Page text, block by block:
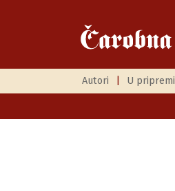
Autori U pripremi